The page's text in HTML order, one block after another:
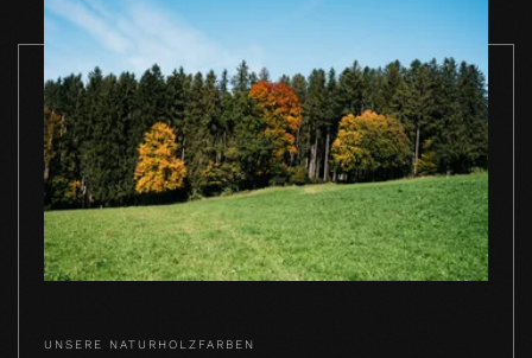
UNSERE NATURHOLZFARBEN